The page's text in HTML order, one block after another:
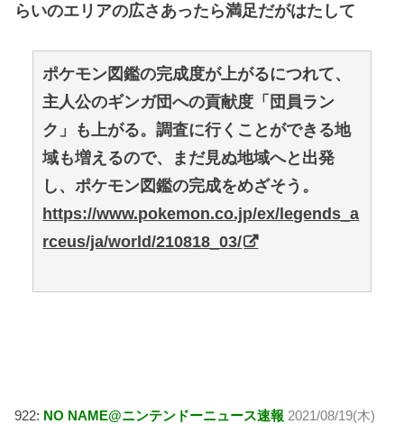
らいのエリアの広さあったら満足だがはたして
ポケモン図鑑の完成度が上がるにつれて、
主人公のギンガ団への貢献度「団員ラン
ク」も上がる。調査に行くことができる地
域も増えるので、まだ見ぬ地域へと出発
し、ポケモン図鑑の完成をめざそう。
https://www.pokemon.co.jp/ex/legends_a
rceus/ja/world/210818_03/
922: NO NAME@ニンテンドーニュース速報 2021/08/19(木)